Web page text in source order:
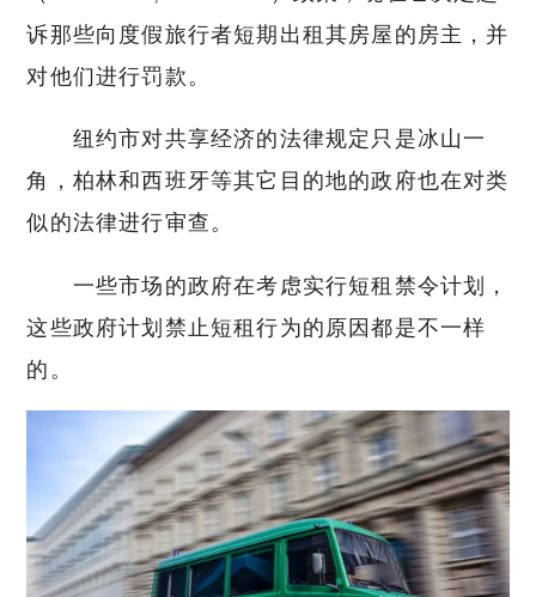
诉那些向度假旅行者短期出租其房屋的房主，并
对他们进行罚款。
纽约市对共享经济的法律规定只是冰山一
角，柏林和西班牙等其它目的地的政府也在对类
似的法律进行审查。
一些市场的政府在考虑实行短租禁令计划，
这些政府计划禁止短租行为的原因都是不一样
的。